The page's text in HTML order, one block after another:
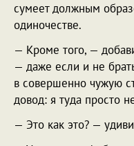
сумеет должным
одиночестве.
— Кроме того, —
— даже если и не
в совершенно чужую
довод: я туда просто
— Это как это? —